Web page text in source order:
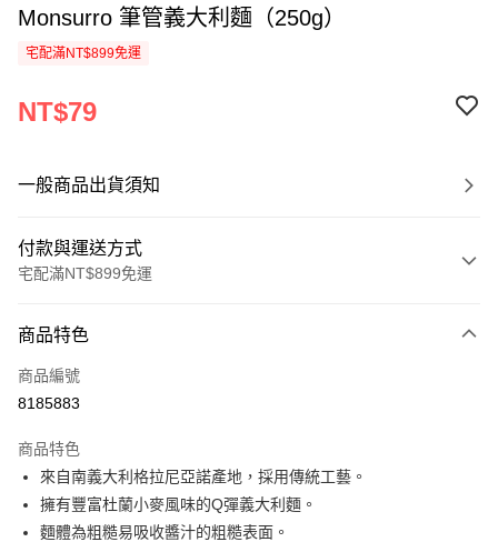
Monsurro 筆管義大利麵（250g）
宅配滿NT$899免運
NT$79
一般商品出貨須知
付款與運送方式
宅配滿NT$899免運
信用卡一次付款
LINE Pay
街口支付
悠遊付
商品特色
商品編號
8185883
商品特色
來自南義大利格拉尼亞諾產地，採用傳統工藝。
擁有豐富杜蘭小麥風味的Q彈義大利麵。
麵體為粗糙易吸收醬汁的粗糙表面。